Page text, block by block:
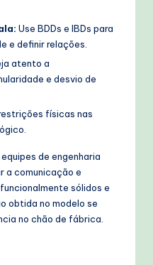
Use BDDs e IBDs para
e definir relações.
atento a
e desvio de
físicas nas
de engenharia
a comunicação e
sólidos e
obtida no modelo se
no chão de fábrica.